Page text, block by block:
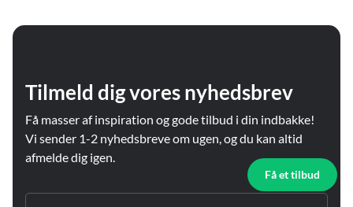
Få et tilbud
Tilmeld dig vores nyhedsbrev
Få masser af inspiration og gode tilbud i din indbakke!
Vi sender 1-2 nyhedsbreve om ugen, og du kan altid
afmelde dig igen.